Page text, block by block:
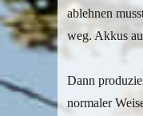
ablehnen
weg. Akkus
Dann
normaler